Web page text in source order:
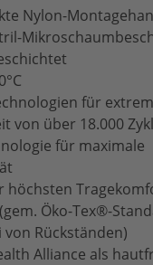
Nylon-
für
von über 18.000
für maximale
höchsten
Öko-Tex®-
Rückständen)
Alliance als